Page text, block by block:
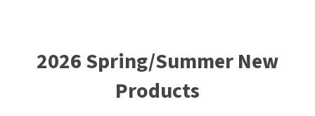
2026 Spring/Summer New
Products